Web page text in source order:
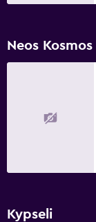
Neos Kosmos
Kypseli